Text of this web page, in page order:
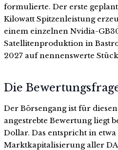
formulierte. Der erste
Kilowatt Spitzenleistung
einem einzelnen Nvidia-
Satellitenproduktion in
2027 auf nennenswerte
Die
Der Börsengang ist für
angestrebte Bewertung liegt
Dollar. Das entspricht in
Marktkapitalisierung aller